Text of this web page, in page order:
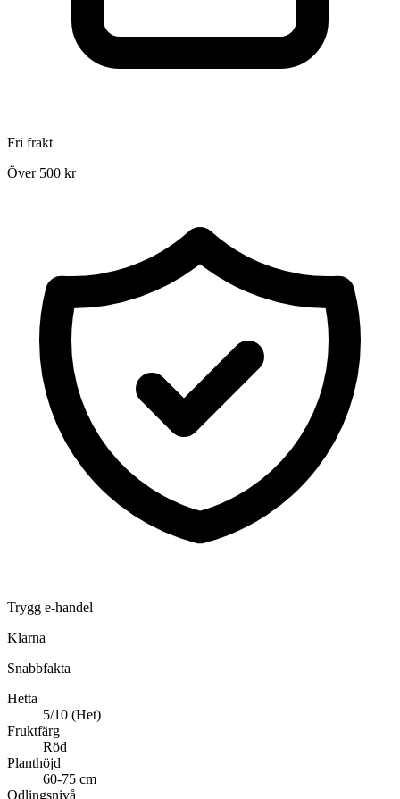
Fri frakt
Över 500 kr
Trygg e-handel
Klarna
Snabbfakta
Hetta
5/10 (Het)
Fruktfärg
Röd
Planthöjd
60-75 cm
Odlingsnivå